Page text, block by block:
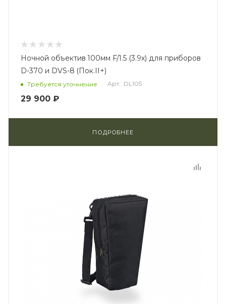
Ночной объектив 100мм F/1.5 (3.9х) для приборов
D-370 и DVS-8 (Пок.II+)
Требуется уточнение Арт.: DL105
29 900 ₽
ПОДРОБНЕЕ